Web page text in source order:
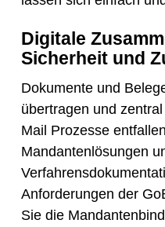
Digitale
Sicherheit und
Dokumente und
übertragen und
Mail Prozesse
Mandantenlösungen
Anforderungen der
Sie die